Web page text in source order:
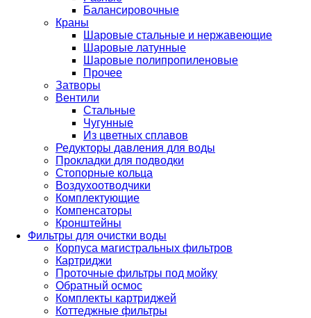
Балансировочные
Краны
Шаровые стальные и нержавеющие
Шаровые латунные
Шаровые полипропиленовые
Прочее
Затворы
Вентили
Стальные
Чугунные
Из цветных сплавов
Редукторы давления для воды
Прокладки для подводки
Стопорные кольца
Воздухоотводчики
Комплектующие
Компенсаторы
Кронштейны
Фильтры для очистки воды
Корпуса магистральных фильтров
Картриджи
Проточные фильтры под мойку
Обратный осмос
Комплекты картриджей
Коттеджные фильтры